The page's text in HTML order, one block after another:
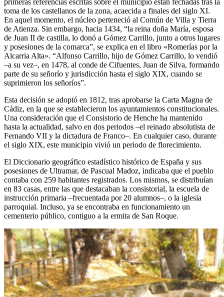
toma de los castellanos de la zona, acaecida a finales del siglo XI.
En aquel momento, el núcleo perteneció al Común de Villa y Tierra
de Atienza. Sin embargo, hacia 1434, “la reina doña María, esposa
de Juan II de castilla, lo donó a Gómez Carrillo, junto a otros lugares
y posesiones de la comarca”, se explica en el libro «Romerías por la
Alcarria Alta». “Alfonso Carrillo, hijo de Gómez Carrillo, lo vendió
–a su vez–, en 1478, al conde de Cifuentes, Juan de Silva, formando
parte de su señorío y jurisdicción hasta el siglo XIX, cuando se
suprimieron los señoríos”.
Esta decisión se adoptó en 1812, tras aprobarse la Carta Magna de
Cádiz, en la que se establecieron los ayuntamientos constitucionales.
Una consideración que el Consistorio de Henche ha mantenido
hasta la actualidad, salvo en dos periodos –el reinado absolutista de
Fernando VII y la dictadura de Franco–. En cualquier caso, durante
el siglo XIX, este municipio vivió un periodo de florecimiento.
El Diccionario geográfico estadístico histórico de España y sus
posesiones de Ultramar, de Pascual Madoz, indicaba que el pueblo
contaba con 259 habitantes registrados. Los mismos, se distribuían
en 83 casas, entre las que destacaban la consistorial, la escuela de
instrucción primaria –frecuentada por 20 alumnos–, o la iglesia
parroquial. Incluso, ya se encontraba en funcionamiento un
cementerio público, contiguo a la ermita de San Roque.